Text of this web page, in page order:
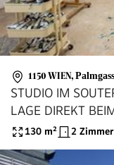
1150 WIEN,
STUDIO IM
LAGE DIREKT
VIELSEITIG
130 m² 2 Zimmer